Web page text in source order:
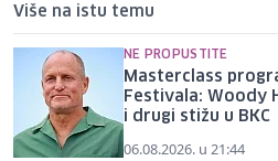
Više na istu temu
NE PROPUSTITE
Masterclass
Festivala: Woody
i drugi stižu u BKC
06.08.2026. u 21:44